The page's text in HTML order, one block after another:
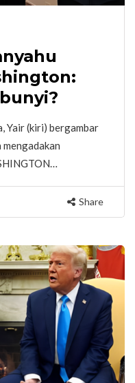
Yair (kiri) bergambar
mengadakan
Share